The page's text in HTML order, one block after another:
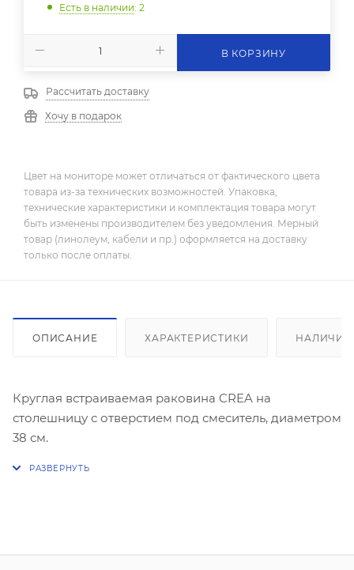
Есть в наличии: 2
В КОРЗИНУ
Рассчитать доставку
Хочу в подарок
Цвет на мониторе может отличаться от фактического цвета
товара из-за технических возможностей. Упаковка,
технические характеристики и комплектация товара могут
быть изменены производителем без уведомления. Мерный
товар (линолеум, кабели и пр.) оформляется на доставку
только после оплаты.
ОПИСАНИЕ ХАРАКТЕРИСТИКИ НАЛИЧИЕ
Круглая встраиваемая раковина CREA на
столешницу с отверстием под смеситель, диаметром
38 см.